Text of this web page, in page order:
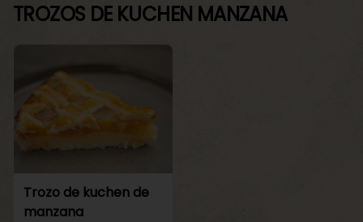
TROZOS DE KUCHEN MANZANA
Trozo de kuchen de
manzana